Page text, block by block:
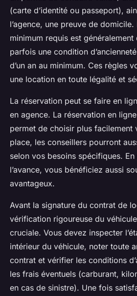
(carte d’identité ou passeport),
l’agence, une preuve de domicile.
minimum requis est généralement
parfois une condition
d’un an au minimum. Ces règles
une location en toute légalité et
La réservation peut se faire en
en agence. La réservation en
permet de choisir plus facilement
place, les conseillers pourront
selon vos besoins spécifiques. En
l’avance, vous bénéficiez aussi
avantageux.
Avant la signature du contrat de
vérification rigoureuse du
cruciale. Vous devez inspecter
intérieur du véhicule, noter toute
contrat et vérifier les conditions
les frais éventuels (carburant,
en cas de sinistre). Une fois